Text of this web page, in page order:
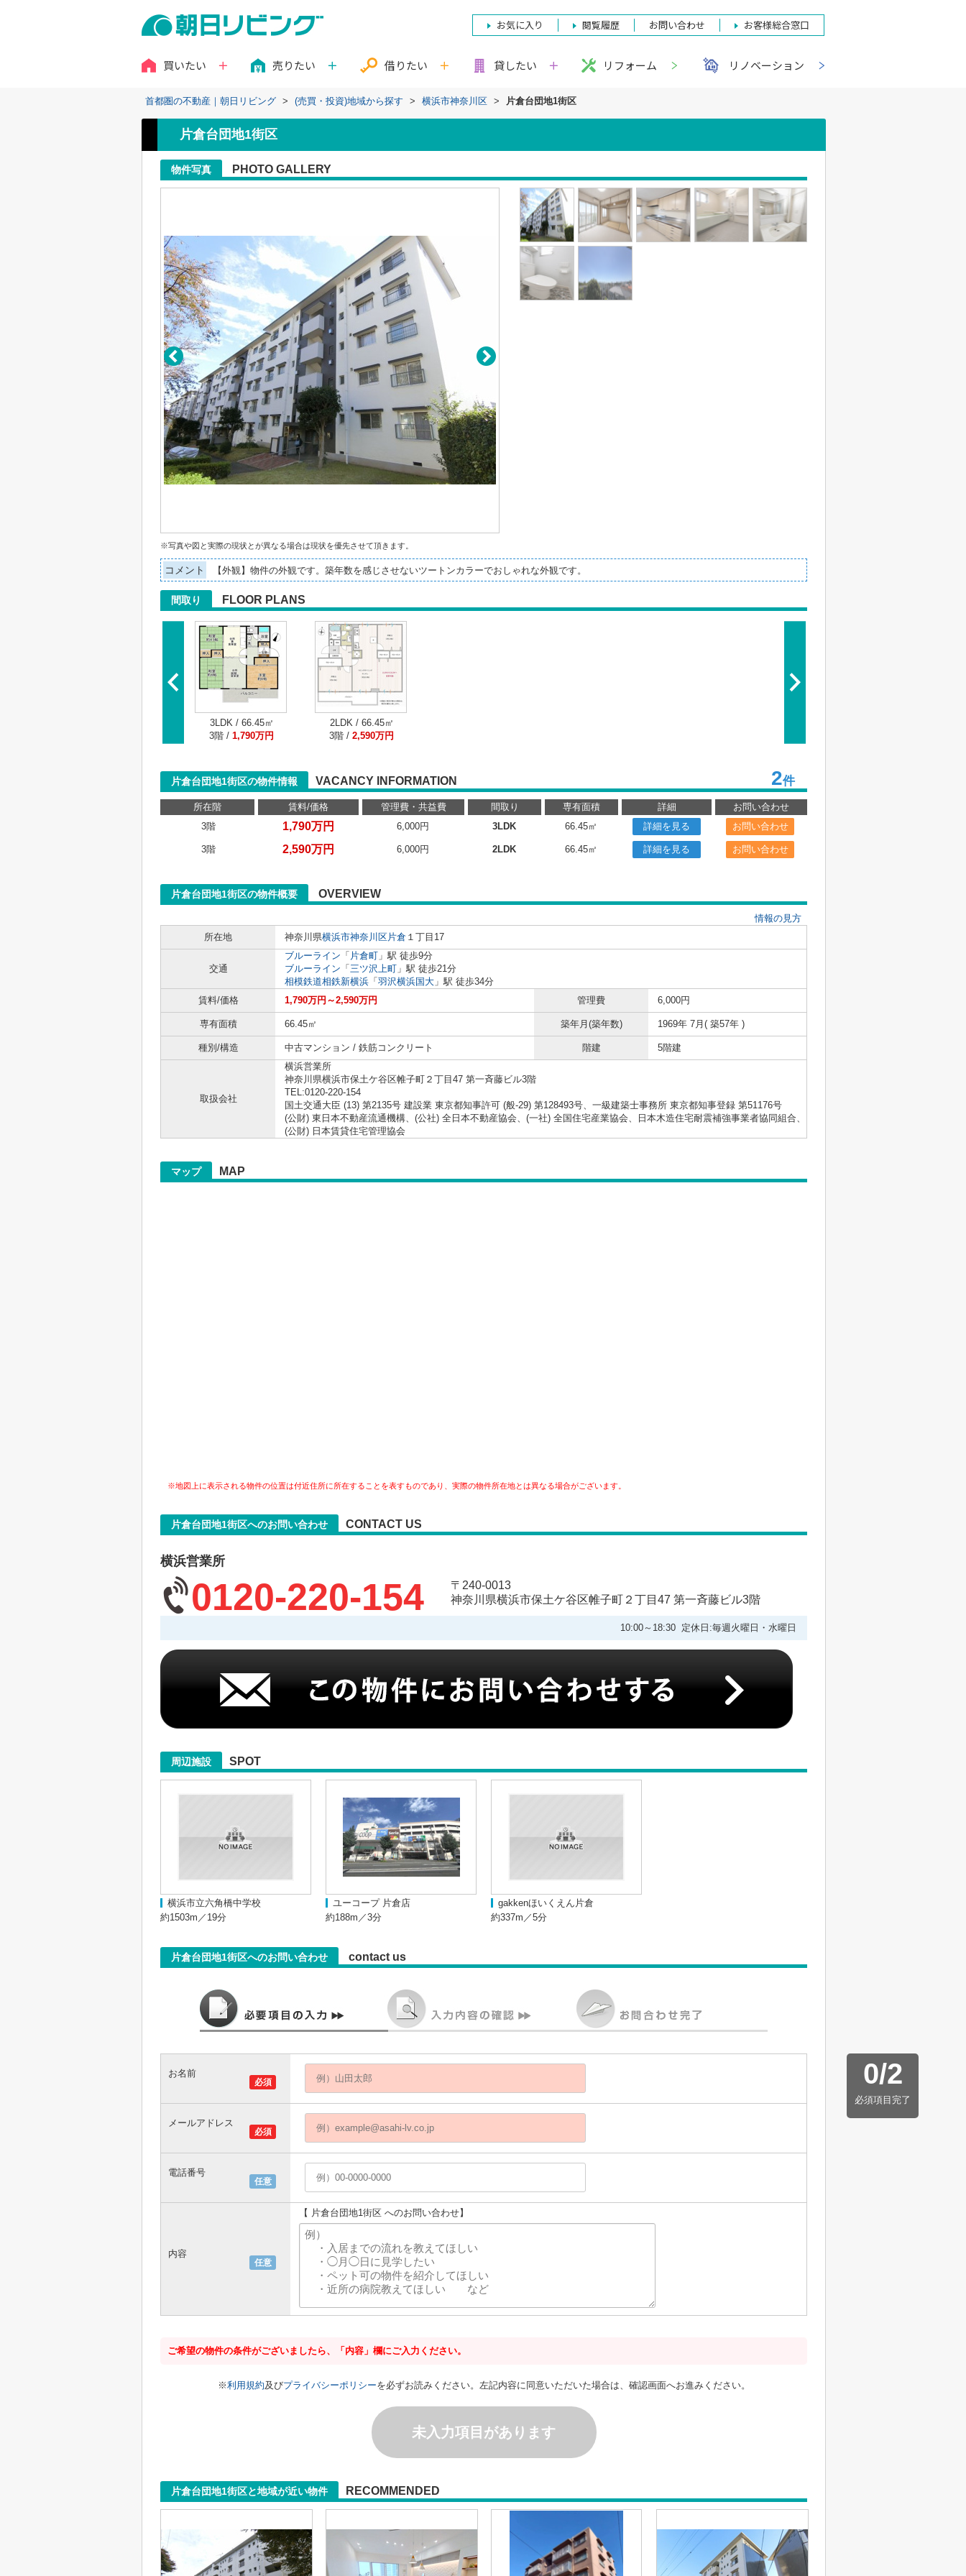
お気に入り 閲覧履歴 お問い合わせ お客様総合窓口
買いたい 売りたい 借りたい 貸したい リフォーム リノベーション
首都圏の不動産｜朝日リビング > (売買・投資)地域から探す > 横浜市神奈川区 > 片倉台団地1街区
片倉台団地1街区
物件写真 PHOTO GALLERY
※写真や図と実際の現状とが異なる場合は現状を優先させて頂きます。
コメント 【外観】物件の外観です。築年数を感じさせないツートンカラーでおしゃれな外観です。
間取り FLOOR PLANS
3LDK / 66.45㎡
3階 / 1,790万円
2LDK / 66.45㎡
3階 / 2,590万円
片倉台団地1街区の物件情報 VACANCY INFORMATION 2件
所在階 賃料/価格 管理費・共益費 間取り 専有面積 詳細
お問い合わせ
3階
1,790万円 6,000円 3LDK 66.45㎡ 詳細を見る お問い合わせ
3階 2,590万円 6,000円 2LDK 66.45㎡ 詳細を見る お問い合わせ
片倉台団地1街区の物件概要 OVERVIEW
情報の見方
所在地
神奈川県横浜市神奈川区片倉 １丁目17
交通
ブルーライン 「 片倉町 」駅 徒歩9分
ブルーライン 「 三ツ沢上町 」駅 徒歩21分
相模鉄道相鉄新横浜 「 羽沢横浜国大 」駅 徒歩34分
賃料/価格
1,790万円～2,590万円 管理費 6,000円
専有面積 66.45㎡ 築年月(築年数) 1969年 7月( 築57年 )
種別/構造 中古マンション / 鉄筋コンクリート 階建 5階建
取扱会社
横浜営業所
神奈川県横浜市保土ケ谷区帷子町２丁目47 第一斉藤ビル3階
TEL:0120-220-154
国土交通大臣 (13) 第2135号 建設業 東京都知事許可 (般-29) 第128493号、一級建築士事務所 東京都知事登録 第51176号
(公財) 東日本不動産流通機構、(公社) 全日本不動産協会、(一社) 全国住宅産業協会、日本木造住宅耐震補強事業者協同組合、
(公財) 日本賃貸住宅管理協会
マップ MAP
※地図上に表示される物件の位置は付近住所に所在することを表すものであり、実際の物件所在地とは異なる場合がございます。
片倉台団地1街区へのお問い合わせ CONTACT US
横浜営業所
0120-220-154
〒240-0013
神奈川県横浜市保土ケ谷区帷子町２丁目47 第一斉藤ビル3階
10:00～18:30 定休日:毎週火曜日・水曜日
周辺施設 SPOT
横浜市立六角橋中学校
約1503m／19分
ユーコープ 片倉店
約188m／3分
gakkenほいくえん片倉
約337m／5分
片倉台団地1街区へのお問い合わせ contact us
0/2
必須項目完了
必須
お名前
必須
メールアドレス
任意
電話番号
任意
内容
【 片倉台団地1街区 へのお問い合わせ】
ご希望の物件の条件がございましたら、「内容」欄にご入力ください。
※利用規約及びプライバシーポリシーを必ずお読みください。左記内容に同意いただいた場合は、確認画面へお進みください。
未入力項目があります
片倉台団地1街区と地域が近い物件 RECOMMENDED